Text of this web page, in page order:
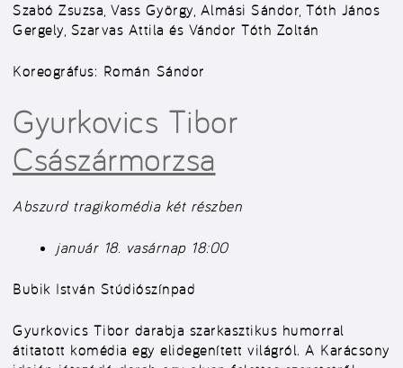
Szabó Zsuzsa, Vass György, Almási Sándor, Tóth János
Gergely, Szarvas Attila és Vándor Tóth Zoltán
Koreográfus: Román Sándor
Gyurkovics Tibor
Császármorzsa
Abszurd tragikomédia két részben
január 18. vasárnap 18:00
Bubik István Stúdiószínpad
Gyurkovics Tibor darabja szarkasztikus humorral
átitatott komédia egy elidegenített világról. A Karácsony